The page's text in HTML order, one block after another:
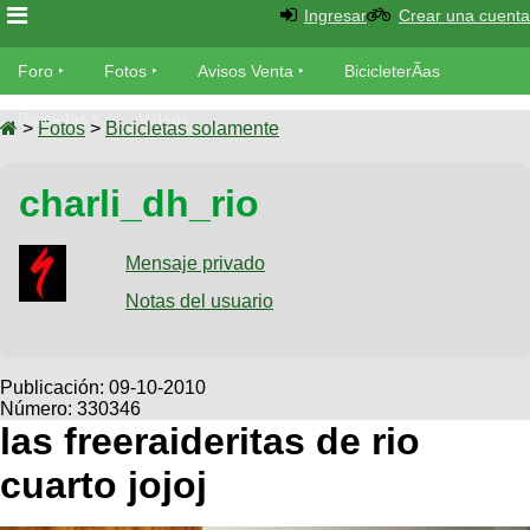
Foro
Foro
MecÃ¡nica
Fotos
SUBÃ
Galeria
Bicicletas
Viajes
Descenso
Dirt
Avisos
Ventas
SUBÃ
Buscar
Ultimos
Fotos
BicicleterÃ­
Bicicletas
Tandem
Videos
Cicloturismo
Ingresar Crear una cuenta
Foro Fotos Avisos Venta BicicleterÃ­as
Bicicletas Videos
> Fotos > Bicicletas solamente
charli_dh_rio
Mensaje privado
Notas del usuario
Publicación: 09-10-2010
Número: 330346
las freeraideritas de rio
cuarto jojoj